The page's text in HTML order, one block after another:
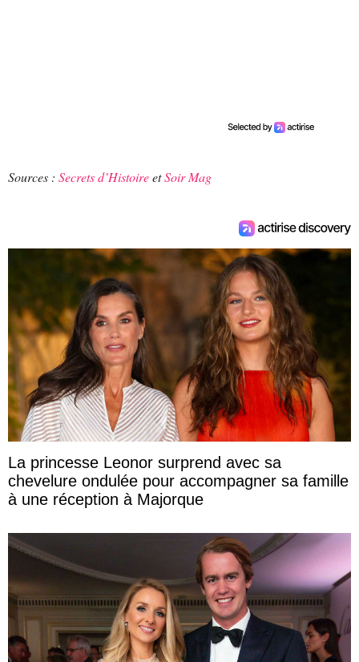
Sources : Secrets d’HistoireetSoir Mag
La princesse Leonor surprend avec sa
chevelure ondulée pour accompagner sa famille
à une réception à Majorque